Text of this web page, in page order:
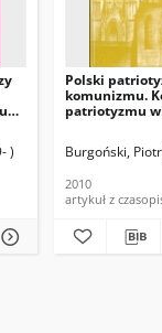
)
Polski
komunizmu.
patriotyzmu
Burgoński,
2010
artykuł z